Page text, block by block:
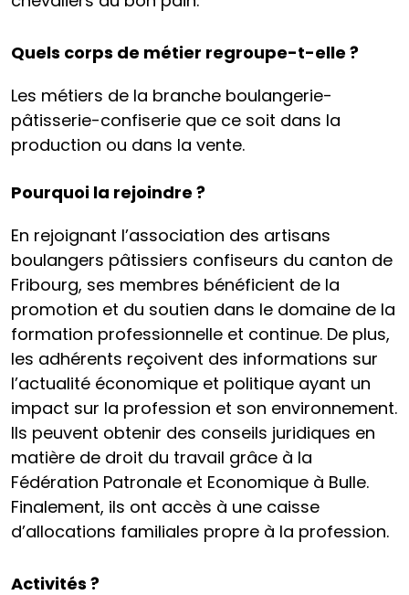
Quels corps de métier regroupe-t-elle ?
Les métiers de la branche boulangerie-
pâtisserie-confiserie que ce soit dans la
production ou dans la vente.
Pourquoi la rejoindre ?
En rejoignant l’association des artisans
boulangers pâtissiers confiseurs du canton de
Fribourg, ses membres bénéficient de la
promotion et du soutien dans le domaine de la
formation professionnelle et continue. De plus,
les adhérents reçoivent des informations sur
l’actualité économique et politique ayant un
impact sur la profession et son environnement.
Ils peuvent obtenir des conseils juridiques en
matière de droit du travail grâce à la
Fédération Patronale et Economique à Bulle.
Finalement, ils ont accès à une caisse
d’allocations familiales propre à la profession.
Activités ?